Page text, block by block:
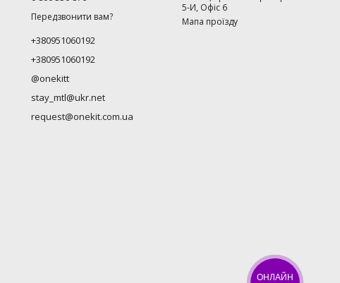
Передзвонити вам?
+380951060192
+380951060192
@onekitt
stay_mtl@ukr.net
request@onekit.com.ua
5-И, Офіс 6
Мапа проїзду
ОНЛАЙН